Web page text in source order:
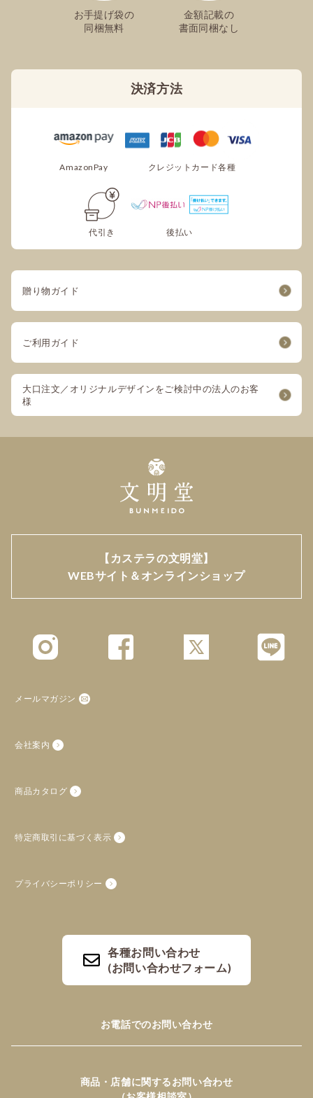
お手提げ袋の
同梱無料
金額記載の
書面同梱なし
決済方法
AmazonPay クレジットカード各種
代引き 後払い
贈り物ガイド
ご利用ガイド
大口注文／オリジナルデザインをご検討中の法人のお客
様
【カステラの文明堂】
WEBサイト＆オンラインショップ
メールマガジン
会社案内
商品カタログ
特定商取引に基づく表示
プライバシーポリシー
各種お問い合わせ
(お問い合わせフォーム)
お電話でのお問い合わせ
商品・店舗に関するお問い合わせ